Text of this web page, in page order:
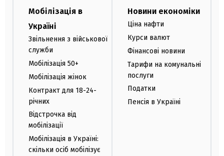
Мобілізація в
Україні
Звільнення з військової
служби
Мобілізація 50+
Мобілізація жінок
Контракт для 18-24-
річних
Відстрочка від
мобілізації
Мобілізація в Україні:
скільки осіб мобілізує
Новини економіки
Ціна нафти
Курси валют
Фінансові новини
Тарифи на комунальні
послуги
Податки
Пенсія в Україні